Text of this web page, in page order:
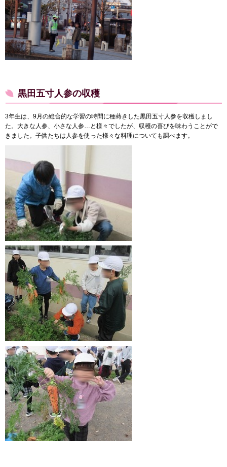
黒田五寸人参の収穫
3年生は、9月の総合的な学習の時間に種蒔きした黒田五寸人参を収穫しまし
た。大きな人参、小さな人参…と様々でしたが、収穫の喜びを味わうことがで
きました。子供たちは人参を使った様々な料理についても調べます。